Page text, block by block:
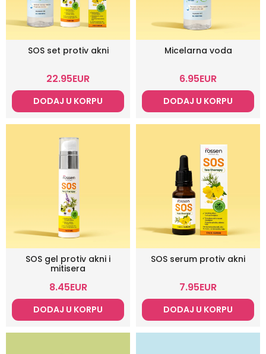
SOS set protiv akni
22.95EUR
DODAJ U KORPU
Micelarna voda
6.95EUR
DODAJ U KORPU
SOS gel protiv akni i
mitisera
8.45EUR
DODAJ U KORPU
SOS serum protiv akni
7.95EUR
DODAJ U KORPU